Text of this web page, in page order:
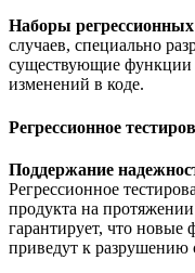
Наборы регрессионных
случаев, специально
существующие функции
изменений в коде.
Регрессионное
Поддержание
Регрессионное
продукта на
гарантирует, что новые
приведут к